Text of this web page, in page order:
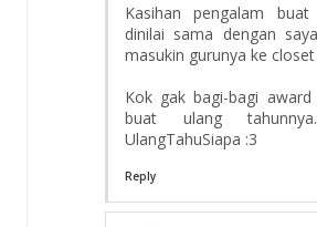
Kasihan pengalam
dinilai sama dengan
masukin gurunya ke
Kok gak bagi-bagi
buat ulang
UlangTahuSiapa :3
Reply